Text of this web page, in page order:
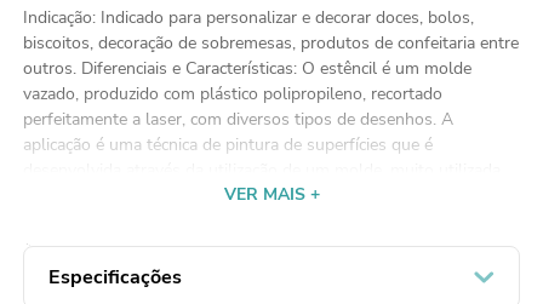
Indicação: Indicado para personalizar e decorar doces, bolos,
biscoitos, decoração de sobremesas, produtos de confeitaria entre
outros. Diferenciais e Características: O estêncil é um molde
vazado, produzido com plástico polipropileno, recortado
perfeitamente a laser, com diversos tipos de desenhos. A
aplicação é uma técnica de pintura de superfícies que é
para quem busca máxima precisão e por quem deseja criar
stencil em suas produções, fará você parecer um especialista em
decoração de bolos e biscoitos. Produto atóxico, com corte
VER MAIS +
Especificações